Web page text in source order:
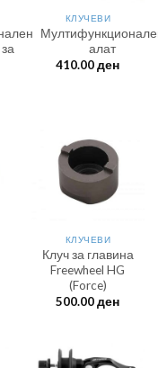
КЛУЧЕВИ
алат
410.00ден
КЛУЧЕВИ
Клуч за главина
Freewheel HG
(Force)
500.00ден